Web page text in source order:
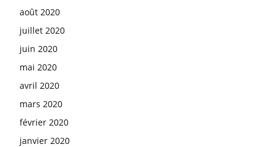
août 2020
juillet 2020
juin 2020
mai 2020
avril 2020
mars 2020
février 2020
janvier 2020